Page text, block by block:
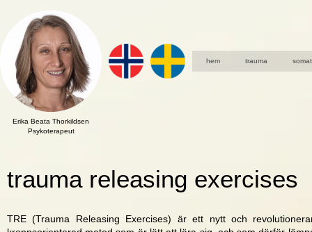
hem trauma
Erika Beata Thorkildsen
Psykoterapeut
trauma releasing exercises
TRE (Trauma Releasing Exercises) är ett nytt och